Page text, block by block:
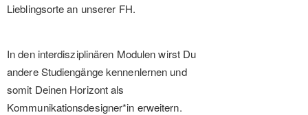
Lieblingsorte an unserer FH.
In den interdisziplinären Modulen wirst Du
andere Studiengänge kennenlernen und
somit Deinen Horizont als
Kommunikationsdesigner*in erweitern.